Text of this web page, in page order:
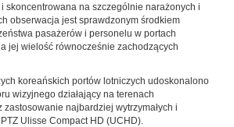
i skoncentrowana na szczególnie narażonych i
obserwacja jest sprawdzonym środkiem
pasażerów i personelu w portach
jej wielość równocześnie zachodzących
koreańskich portów lotniczych udoskonalono
wizyjnego działający na terenach
najbardziej wytrzymałych i
Ulisse Compact HD (UCHD).